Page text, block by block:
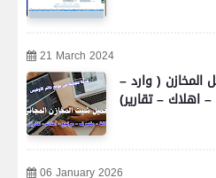
21 March 2024
( وارد –
اهلاك – تقارير)
06 January 2026